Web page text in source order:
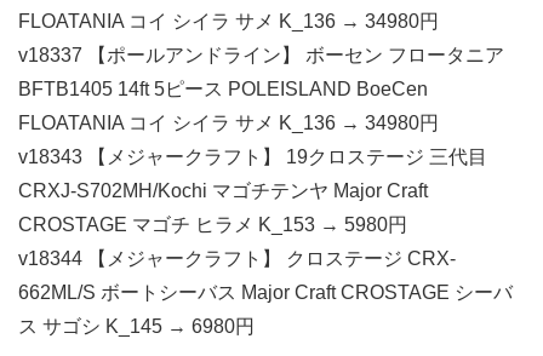
FLOATANIA コイ シイラ サメ K_136 → 34980円
v18337 【ポールアンドライン】 ボーセン フロータニア
BFTB1405 14ft 5ピース POLEISLAND BoeCen
FLOATANIA コイ シイラ サメ K_136 → 34980円
v18343 【メジャークラフト】 19クロステージ 三代目
CRXJ-S702MH/Kochi マゴチテンヤ Major Craft
CROSTAGE マゴチ ヒラメ K_153 → 5980円
v18344 【メジャークラフト】 クロステージ CRX-
662ML/S ボートシーバス Major Craft CROSTAGE シーバ
ス サゴシ K_145 → 6980円